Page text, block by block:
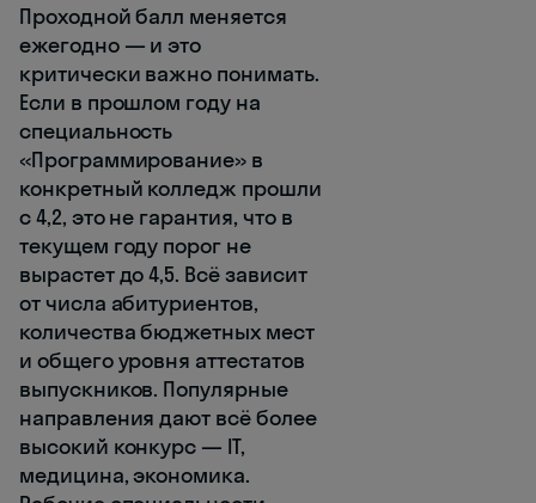
Проходной балл меняется
ежегодно — и это
критически важно понимать.
Если в прошлом году на
специальность
«Программирование» в
конкретный колледж прошли
с 4,2, это не гарантия, что в
текущем году порог не
вырастет до 4,5. Всё зависит
от числа абитуриентов,
количества бюджетных мест
и общего уровня аттестатов
выпускников. Популярные
направления дают всё более
высокий конкурс — IT,
медицина, экономика.